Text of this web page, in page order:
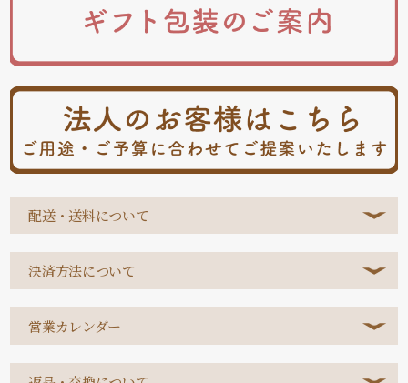
配送・送料について
決済方法について
営業カレンダー